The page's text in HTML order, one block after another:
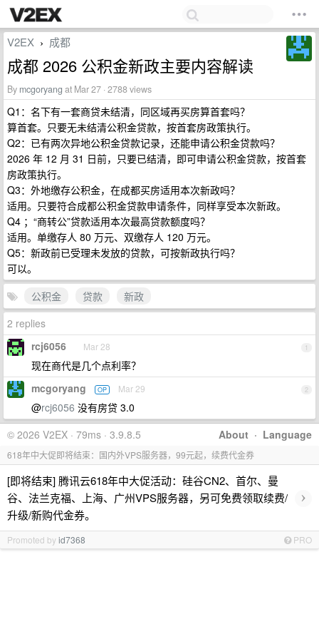
V2EX › 成都
成都 2026 公积金新政主要内容解读
By mcgoryang at Mar 27 · 2788 views
Q1：名下有一套商贷未结清，同区域再买房算首套吗？
算首套。只要无未结清公积金贷款，按首套房政策执行。
Q2：已有两次异地公积金贷款记录，还能申请公积金贷款吗？
2026 年 12 月 31 日前，只要已结清，即可申请公积金贷款，按首套
房政策执行。
Q3：外地缴存公积金，在成都买房适用本次新政吗？
适用。只要符合成都公积金贷款申请条件，同样享受本次新政。
Q4 ；“商转公”贷款适用本次最高贷款额度吗？
适用。单缴存人 80 万元、双缴存人 120 万元。
Q5：新政前已受理未发放的贷款，可按新政执行吗？
可以。
公积金
贷款
新政
2 replies
1
rcj6056 Mar 28
现在商代是几个点利率？
2
mcgoryang OP Mar 29
@rcj6056 没有房贷 3.0
About · Language
© 2026 V2EX · 79ms · 3.9.8.5
618年中大促即将结束：国内外VPS服务器，99元起，续费代金券
[即将结束] 腾讯云618年中大促活动：硅谷CN2、首尔、曼
谷、法兰克福、上海、广州VPS服务器，另可免费领取续费/
升级/新购代金券。
›
Promoted byid7368 PRO